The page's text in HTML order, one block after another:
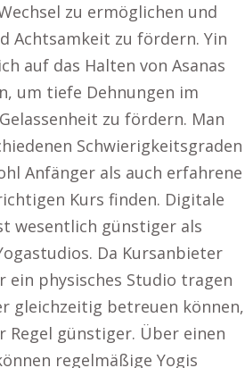
zu ermöglichen und
Achtsamkeit zu fördern. Yin
auf das Halten von Asanas
um tiefe Dehnungen im
zu fördern. Man
Schwierigkeitsgraden
Anfänger als auch erfahrene
Kurs finden. Digitale
wesentlich günstiger als
Da Kursanbieter
ein physisches Studio tragen
gleichzeitig betreuen können,
Regel günstiger. Über einen
regelmäßige Yogis